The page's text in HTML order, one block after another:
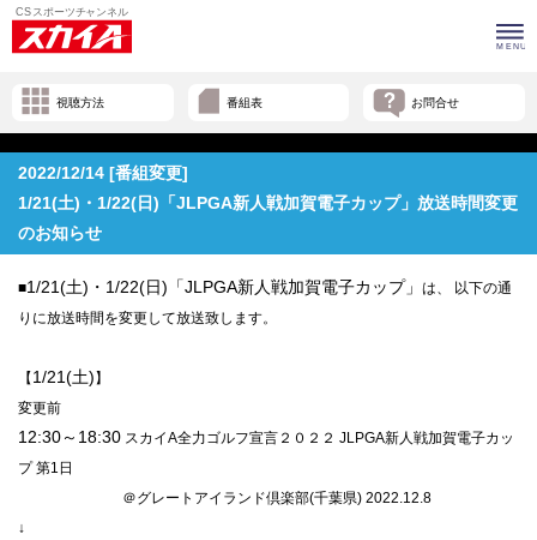
視聴方法 番組表 お問合せ
2022/12/14 [番組変更]
1/21(土)・1/22(日)「JLPGA新人戦加賀電子カップ」放送時間変更
のお知らせ
■1/21(土)・1/22(日)「JLPGA新人戦加賀電子カップ」 は、 以下の通
りに放送時間を変更して放送致します。
【 1/21(土) 】
変更前
12:30～18:30 スカイA全力ゴルフ宣言２０２２ JLPGA新人戦加賀電子カッ
プ 第1日
＠グレートアイランド倶楽部(千葉県) 2022.12.8
↓